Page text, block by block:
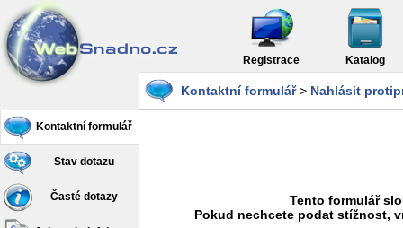
Registrace Katalog
Kontaktní formulář
Stav dotazu
Časté dotazy
Kontaktní formulář> Nahlásit
Tento formulář
Pokud nechcete podat stížnost,